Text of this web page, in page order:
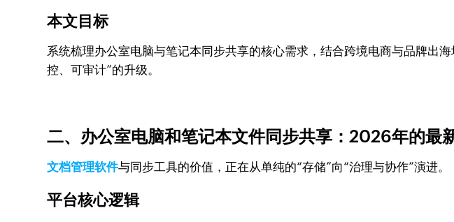
本文目标
系统梳理办公室电脑与笔记本同步共享的核心需求，结合跨境电商与品牌出
控、可审计”的升级。
二、办公室电脑和笔记本文件同步共享：2026年的最
文档管理软件与同步工具的价值，正在从单纯的“存储”向“治理与协作”演进。
平台核心逻辑